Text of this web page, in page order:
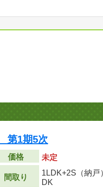
第1期5次
価格 未定
間取り
1LDK+2S（納戸
DK